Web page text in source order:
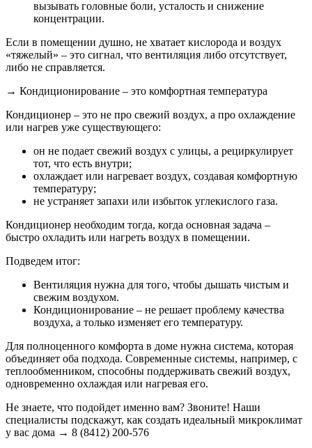
вызывать головные боли, усталость и снижение
концентрации.
Если в помещении душно, не хватает кислорода и воздух
«тяжелый» – это сигнал, что вентиляция либо отсутствует,
либо не справляется.
→ Кондиционирование – это комфортная температура
Кондиционер – это не про свежий воздух, а про охлаждение
или нагрев уже существующего:
он не подает свежий воздух с улицы, а рециркулирует
тот, что есть внутри;
охлаждает или нагревает воздух, создавая комфортную
температуру;
не устраняет запахи или избыток углекислого газа.
Кондиционер необходим тогда, когда основная задача –
быстро охладить или нагреть воздух в помещении.
Подведем итог:
Вентиляция нужна для того, чтобы дышать чистым и
свежим воздухом.
Кондиционирование – не решает проблему качества
воздуха, а только изменяет его температуру.
Для полноценного комфорта в доме нужна система, которая
объединяет оба подхода. Современные системы, например, с
теплообменником, способны поддерживать свежий воздух,
одновременно охлаждая или нагревая его.
Не знаете, что подойдет именно вам? Звоните! Наши
специалисты подскажут, как создать идеальный микроклимат
у вас дома → 8 (8412) 200-576